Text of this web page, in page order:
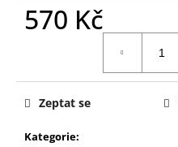
570 Kč
Kategorie:
Zeptat se